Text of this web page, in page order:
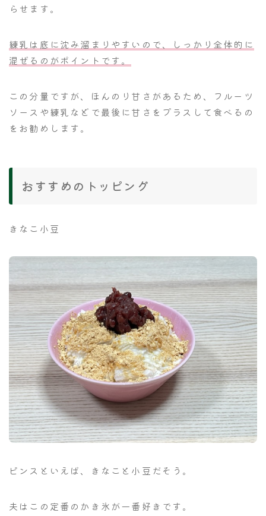
らせます。
練乳は底に沈み溜まりやすいので、しっかり全体的に
混ぜるのがポイントです。
この分量ですが、ほんのり甘さがあるため、フルーツ
ソースや練乳などで最後に甘さをプラスして食べるの
をお勧めします。
おすすめのトッピング
きなこ小豆
ピンスといえば、きなこと小豆だそう。
夫はこの定番のかき氷が一番好きです。